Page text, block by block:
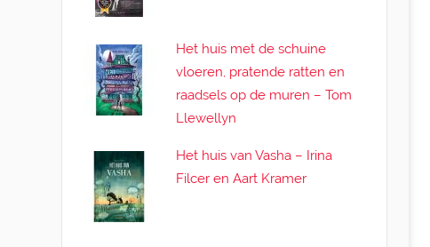
Het huis met de schuine
vloeren, pratende ratten en
raadsels op de muren – Tom
Llewellyn
Het huis van Vasha – Irina
Filcer en Aart Kramer